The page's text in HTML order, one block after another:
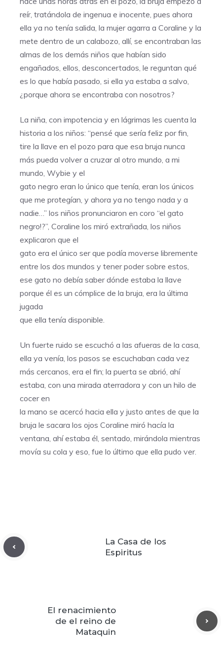
reír, tratándola de ingenua e inocente, pues ahora
ella ya no tenía salida, la mujer agarra a Coraline y la
mete dentro de un calabozo, allí, se encontraban las
almas de los demás niños que habían sido
engañados, ellos, desconcertados, le reguntan qué
es lo que había pasado, si ella ya estaba a salvo,
¿porque ahora se encontraba con nosotros?
La niña, con impotencia y en lágrimas les cuenta la
historia a los niños: “pensé que sería feliz por fin,
tire la llave en el pozo para que esa bruja nunca
más pueda volver a cruzar al otro mundo, a mi
mundo, Wybie y el
gato negro eran lo único que tenía, eran los únicos
que me protegían, y ahora ya no tengo nada y a
nadie…” los niños pronunciaron en coro “el gato
negro!?”, Coraline los miró extrañada, los niños
explicaron que el
gato era el único ser que podía moverse libremente
entre los dos mundos y tener poder sobre estos,
ese gato no debía saber dónde estaba la llave
porque él es un cómplice de la bruja, era la última
jugada
que ella tenía disponible.
Un fuerte ruido se escuchó a las afueras de la casa,
ella ya venía, los pasos se escuchaban cada vez
más cercanos, era el fin; la puerta se abrió, ahí
estaba, con una mirada aterradora y con un hilo de
cocer en
la mano se acercó hacia ella y justo antes de que la
bruja le sacara los ojos Coraline miró hacía la
ventana, ahí estaba él, sentado, mirándola mientras
movía su cola y eso, fue lo último que ella pudo ver.
La Casa de los
Espiritus
El renacimiento
de el reino de
Mataquin